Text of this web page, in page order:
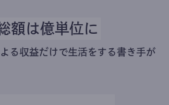
額は億単位に
る収益だけで生活をする書き手が